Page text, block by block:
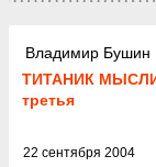
Владимир Бушин
ТИТАНИК МЫСЛИ
третья
22 сентября 2004